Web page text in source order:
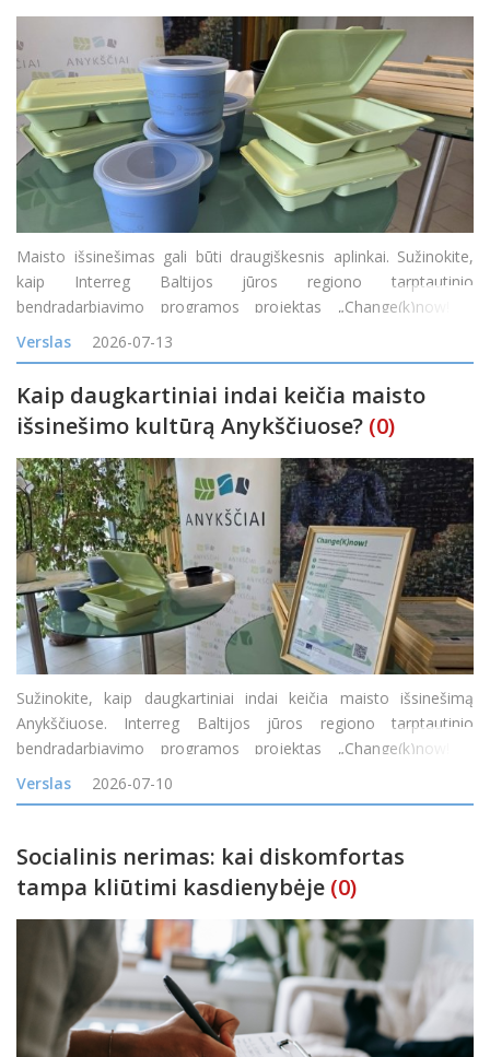
Maisto išsinešimas gali būti draugiškesnis aplinkai. Sužinokite,
kaip Interreg Baltijos jūros regiono tarptautinio
bendradarbiavimo programos projektas „Change(k)now! –
mąstysenos keitimas nuo vienkartinio naudojimo į žiedines arba
daugkartinio naudojimo maisto prist
Verslas 2026-07-13
Kaip daugkartiniai indai keičia maisto
išsinešimo kultūrą Anykščiuose? (0)
Sužinokite, kaip daugkartiniai indai keičia maisto išsinešimą
Anykščiuose. Interreg Baltijos jūros regiono tarptautinio
bendradarbiavimo programos projektas „Change(k)now! –
mąstysenos keitimas nuo vienkartinio naudojimo į žiedines arba
daugkartinio naudojimo maisto
Verslas 2026-07-10
Socialinis nerimas: kai diskomfortas
tampa kliūtimi kasdienybėje (0)